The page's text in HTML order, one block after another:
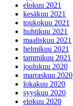
elokuu 2021
kesäkuu 2021
toukokuu 2021
huhtikuu 2021
maaliskuu 2021
helmikuu 2021
tammikuu 2021
joulukuu 2020
marraskuu 2020
lokakuu 2020
syyskuu 2020
elokuu 2020